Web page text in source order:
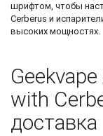
шрифтом, чтобы
Cerberus и
высоких мощностях.
with
доставка